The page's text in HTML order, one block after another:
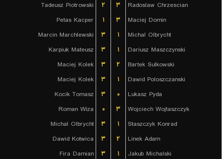
Tadeusz Piotrowski
۲ ۳
Radoslaw Chrzescian
Petas Kacper
۱ ۳
Maciej Domin
Marcin Marchlewski
۳ ۱
Michal Olbrycht
Karpiuk Mateusz
۳ ۱
Dariusz Maszczynski
Maciej Kolek
۳ ۲
Bartek Sulkowski
Maciej Kolek
۳ ۱
Dawid Poloszczanski
Kocik Tomasz
۳ ۰
Lukasz Pyda
Roman Wiza
۰ ۳
Wojciech Wojtaszczyk
Michal Olbrycht
۳ ۱
Staszczyk Konrad
Dawid Kotwica
۳ ۲
Linek Adam
Fira Damian
۳ ۱
Jakub Michalski